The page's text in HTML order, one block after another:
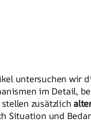
untersuchen wir
im Detail,
zusätzlich
Situation und